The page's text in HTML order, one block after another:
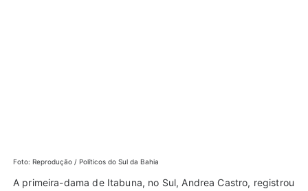
Foto: Reprodução / Políticos do Sul da Bahia
A primeira-dama de Itabuna, no Sul, Andrea Castro, registrou